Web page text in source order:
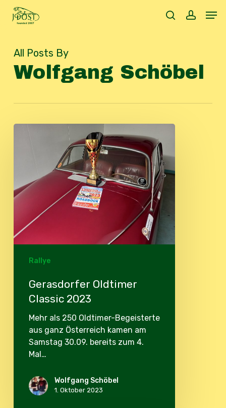
Skip
search
All Posts By
Wolfgang Schöbel
Gerasdorfer
Rallye
Gerasdorfer Oldtimer
Classic 2023
Mehr als 250 Oldtimer-Begeisterte
aus ganz Österreich kamen am
Samstag 30.09. bereits zum 4.
Mal…
Wolfgang Schöbel
1. Oktober 2023